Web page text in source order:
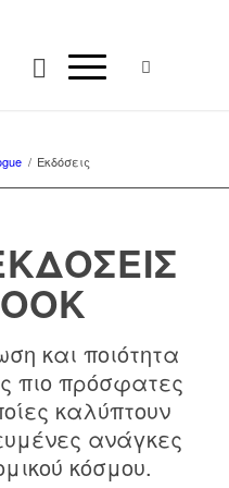
/ Εκδόσεις
και ποιότητα
πιο πρόσφατες
καλύπτουν
ανάγκες
κόσμου.